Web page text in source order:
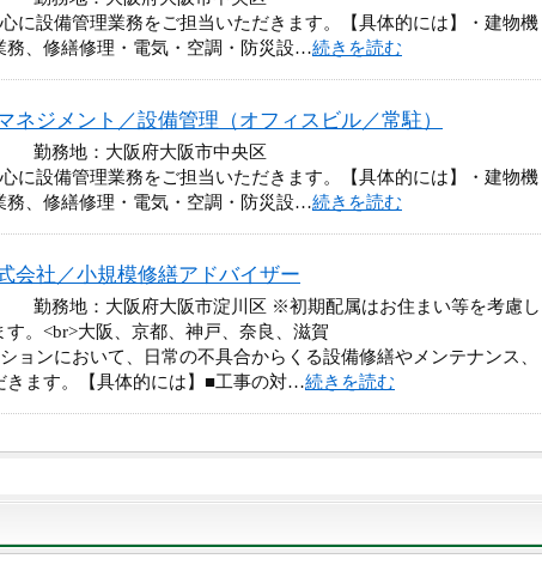
に設備管理業務をご担当いただきます。【具体的には】・建物機
務、修繕修理・電気・空調・防災設…続きを読む
ネジメント／設備管理（オフィスビル／常駐）
勤務地：大阪府大阪市中央区
に設備管理業務をご担当いただきます。【具体的には】・建物機
務、修繕修理・電気・空調・防災設…続きを読む
会社／小規模修繕アドバイザー
勤務地：大阪府大阪市淀川区 ※初期配属はお住まい等を考慮し
。<br>大阪、京都、神戸、奈良、滋賀
ョンにおいて、日常の不具合からくる設備修繕やメンテナンス、
きます。【具体的には】■工事の対…続きを読む